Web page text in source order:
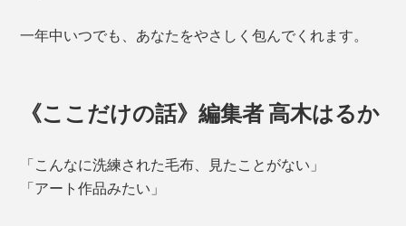
一年中いつでも、あなたをやさしく包んでくれます。
《ここだけの話》編集者 高木はるか
「こんなに洗練された毛布、見たことがない」
「アート作品みたい」